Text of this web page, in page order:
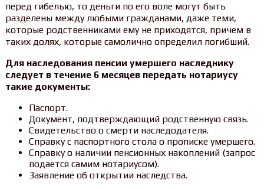
перед гибелью, то деньги по его воле могут быть
разделены между любыми гражданами, даже теми,
которые родственниками ему не приходятся, причем в
таких долях, которые самолично определил погибший.
Для наследования пенсии умершего наследнику
следует в течение 6 месяцев передать нотариусу
такие документы:
Паспорт.
Документ, подтверждающий родственную связь.
Свидетельство о смерти наследодателя.
Справку с паспортного стола о прописке умершего.
Справку о наличии пенсионных накоплений (запрос
подается самим нотариусом).
Заявление об открытии наследства.